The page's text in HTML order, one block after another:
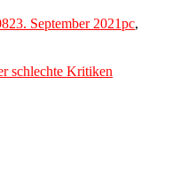
23. September 2021pc,
schlechte Kritiken